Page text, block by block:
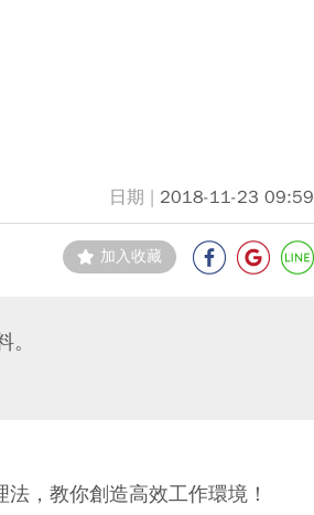
2018-11-23 09:59
加入收藏
，教你創造高效工作環境！